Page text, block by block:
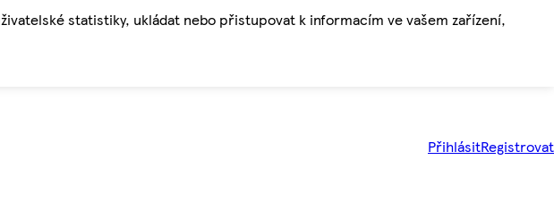
statistiky, ukládat nebo přistupovat k informacím ve vašem zařízení,
PřihlásitRegistrovat